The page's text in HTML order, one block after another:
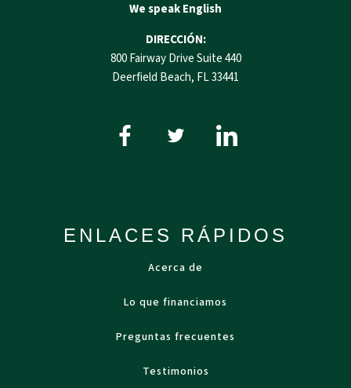
We speak English
DIRECCIÓN:
800 Fairway Drive Suite 440
Deerfield Beach, FL 33441
ENLACES RÁPIDOS
Acerca de
Lo que financiamos
Preguntas frecuentes
Testimonios